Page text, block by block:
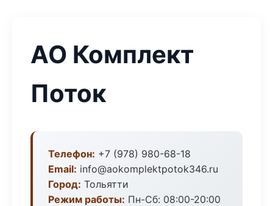
АО Комплект
Поток
Телефон: +7 (978) 980-68-18
Email: info@aokomplektpotok346.ru
Город: Тольятти
Режим работы: Пн-Сб: 08:00-20:00